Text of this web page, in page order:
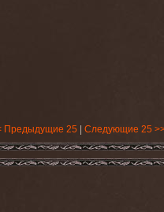
Предыдущие 25 Следующие 25